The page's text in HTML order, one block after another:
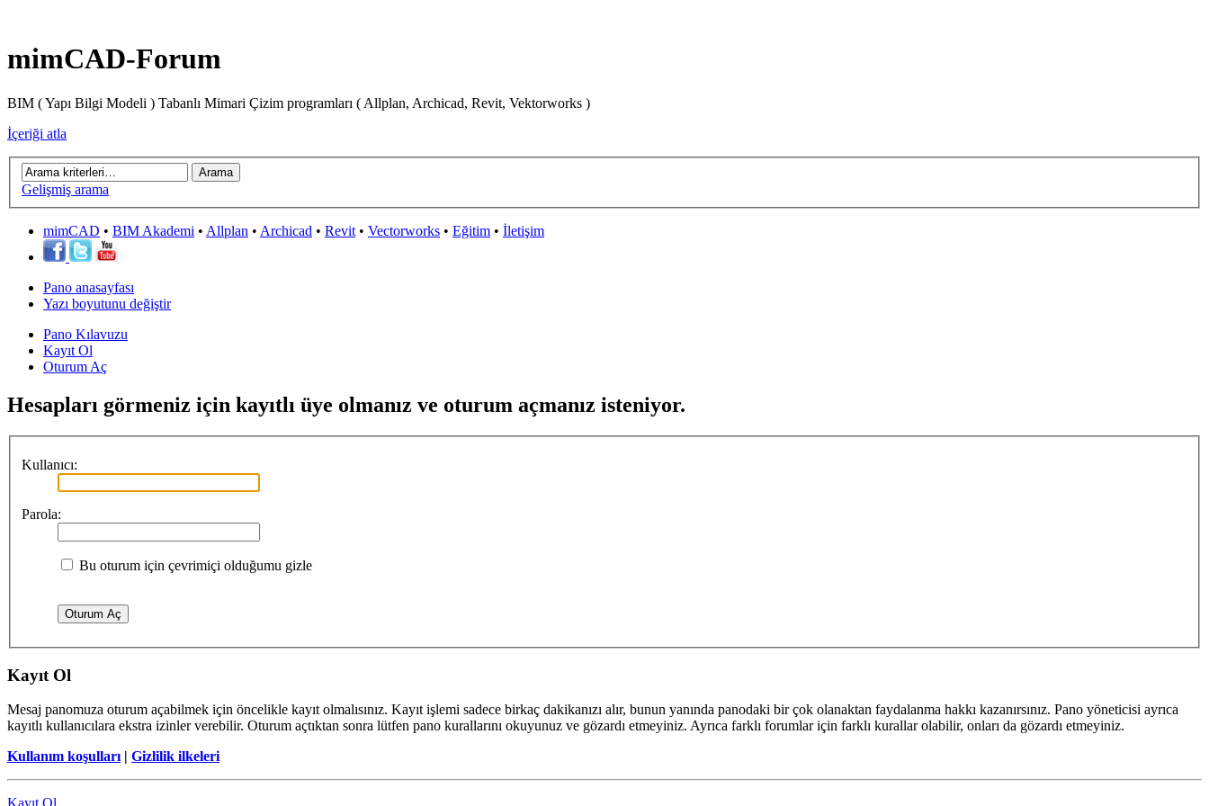
mimCAD-Forum
BIM ( Yapı Bilgi Modeli ) Tabanlı Mimari Çizim programları ( Allplan, Archicad, Revit, Vektorworks )
İçeriği atla
Gelişmiş arama
mimCAD • BIM Akademi • Allplan • Archicad • Revit• Vectorworks • Eğitim • İletişim
Pano anasayfası
Yazı boyutunu değiştir
Pano Kılavuzu
Kayıt Ol
Oturum Aç
Hesapları görmeniz için kayıtlı üye olmanız ve oturum açmanız isteniyor.
Kullanıcı:
Parola:
Bu oturum için çevrimiçi olduğumu gizle
Kayıt Ol
Mesaj panomuza oturum açabilmek için öncelikle kayıt olmalısınız. Kayıt işlemi sadece birkaç dakikanızı alır, bunun yanında panodaki bir çok olanaktan faydalanma hakkı kazanırsınız. Pano yöneticisi ayrıca
kayıtlı kullanıcılara ekstra izinler verebilir. Oturum açtıktan sonra lütfen pano kurallarını okuyunuz ve gözardı etmeyiniz. Ayrıca farklı forumlar için farklı kurallar olabilir, onları da gözardı etmeyiniz.
Kullanım koşulları | Gizlilik ilkeleri